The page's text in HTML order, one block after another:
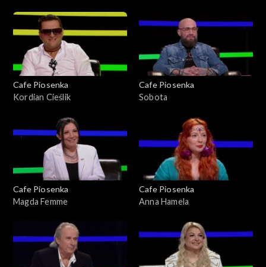
Cafe Piosenka
Kordian Cieślik
Cafe Piosenka
Sobota
Cafe Piosenka
Magda Femme
Cafe Piosenka
Anna Hamela